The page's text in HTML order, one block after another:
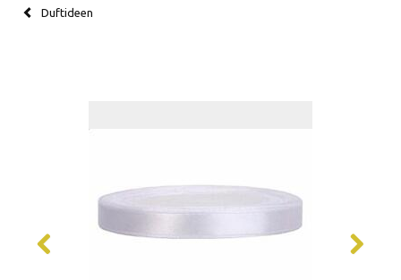
Duftideen